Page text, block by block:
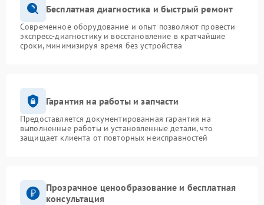
Бесплатная диагностика и быстрый ремонт
Современное оборудование и опыт позволяют провести
экспресс-диагностику и восстановление в кратчайшие
сроки, минимизируя время без устройства
Гарантия на работы и запчасти
Предоставляется документированная гарантия на
выполненные работы и установленные детали, что
защищает клиента от повторных неисправностей
Прозрачное ценообразование и бесплатная
консультация